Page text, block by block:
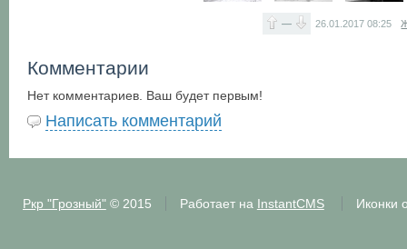
— 26.01.201708:25
Комментарии
Нет комментариев. Ваш будет первым!
Написать комментарий
Ркр "Грозный"© 2015 Работает на InstantCMS Иконки